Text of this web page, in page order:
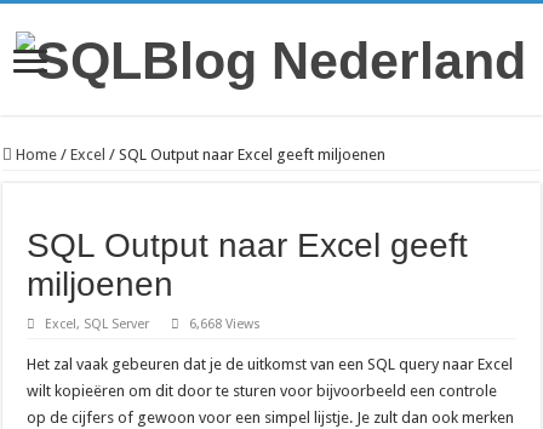
Home / Excel / SQL Output naar Excel geeft miljoenen
SQL Output naar Excel geeft
miljoenen
Excel, SQL Server 6,668 Views
Het zal vaak gebeuren dat je de uitkomst van een SQL query naar Excel
wilt kopieëren om dit door te sturen voor bijvoorbeeld een controle
op de cijfers of gewoon voor een simpel lijstje. Je zult dan ook merken